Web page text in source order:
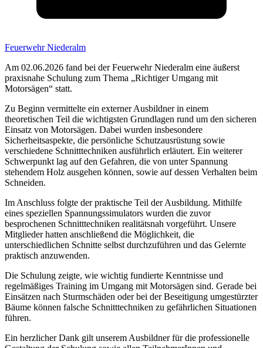
Feuerwehr Niederalm
Am 02.06.2026 fand bei der Feuerwehr Niederalm eine äußerst
praxisnahe Schulung zum Thema „Richtiger Umgang mit
Motorsägen“ statt.
Zu Beginn vermittelte ein externer Ausbildner in einem
theoretischen Teil die wichtigsten Grundlagen rund um den sicheren
Einsatz von Motorsägen. Dabei wurden insbesondere
Sicherheitsaspekte, die persönliche Schutzausrüstung sowie
verschiedene Schnitttechniken ausführlich erläutert. Ein weiterer
Schwerpunkt lag auf den Gefahren, die von unter Spannung
stehendem Holz ausgehen können, sowie auf dessen Verhalten beim
Schneiden.
Im Anschluss folgte der praktische Teil der Ausbildung. Mithilfe
eines speziellen Spannungssimulators wurden die zuvor
besprochenen Schnitttechniken realitätsnah vorgeführt. Unsere
Mitglieder hatten anschließend die Möglichkeit, die
unterschiedlichen Schnitte selbst durchzuführen und das Gelernte
praktisch anzuwenden.
Die Schulung zeigte, wie wichtig fundierte Kenntnisse und
regelmäßiges Training im Umgang mit Motorsägen sind. Gerade bei
Einsätzen nach Sturmschäden oder bei der Beseitigung umgestürzter
Bäume können falsche Schnitttechniken zu gefährlichen Situationen
führen.
Ein herzlicher Dank gilt unserem Ausbildner für die professionelle